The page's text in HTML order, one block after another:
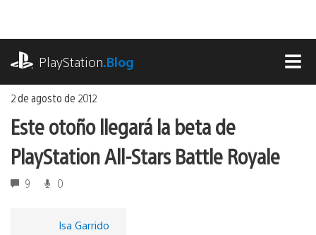
contenido
PlayStation.Blog
2 de agosto de 2012
Este otoño llegará la beta de
PlayStation All-Stars Battle Royale
9 0
Isa Garrido